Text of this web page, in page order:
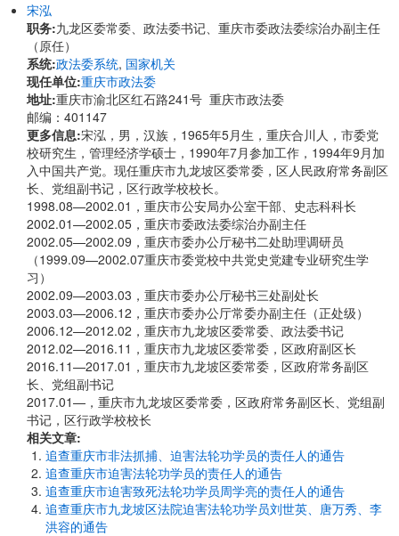
宋泓
职务:九龙区委常委、政法委书记、重庆市委政法委综治办副主任
（原任）
系统:政法委系统, 国家机关
现任单位:重庆市政法委
地址:重庆市渝北区红石路241号 重庆市政法委
邮编：401147
更多信息:宋泓，男，汉族，1965年5月生，重庆合川人，市委党
校研究生，管理经济学硕士，1990年7月参加工作，1994年9月加
入中国共产党。现任重庆市九龙坡区委常委，区人民政府常务副区
长、党组副书记，区行政学校校长。
1998.08—2002.01，重庆市公安局办公室干部、史志科科长
2002.01—2002.05，重庆市委政法委综治办副主任
2002.05—2002.09，重庆市委办公厅秘书二处助理调研员
（1999.09—2002.07重庆市委党校中共党史党建专业研究生学
习）
2002.09—2003.03，重庆市委办公厅秘书三处副处长
2003.03—2006.12，重庆市委办公厅常委办副主任（正处级）
2006.12—2012.02，重庆市九龙坡区委常委、政法委书记
2012.02—2016.11，重庆市九龙坡区委常委，区政府副区长
2016.11—2017.01，重庆市九龙坡区委常委，区政府常务副区
长、党组副书记
2017.01—，重庆市九龙坡区委常委，区政府常务副区长、党组副
书记，区行政学校校长
相关文章:
追查重庆市非法抓捕、迫害法轮功学员的责任人的通告
追查重庆市迫害法轮功学员的责任人的通告
追查重庆市迫害致死法轮功学员周学亮的责任人的通告
追查重庆市九龙坡区法院迫害法轮功学员刘世英、唐万秀、李
洪容的通告